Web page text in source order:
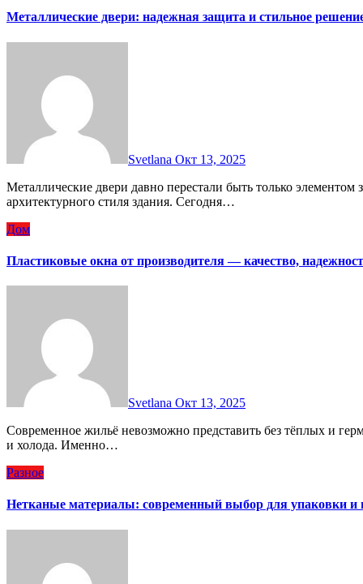
Металлические двери: надежная защита и стильное
Svetlana Окт 13, 2025
Металлические двери давно перестали быть только элементом защиты, они стали важной частью интерьера и
архитектурного стиля здания. Сегодня…
Дом
Пластиковые окна от производителя — качество,
Svetlana Окт 13, 2025
Современное жильё невозможно представить без тёплых и герметичных окон, которые защищают дом от шума, пыли
и холода. Именно…
Разное
Нетканые материалы: современный выбор для упаковки и